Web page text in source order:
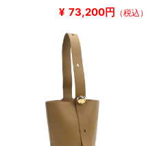
¥ 73,200円 （税込）